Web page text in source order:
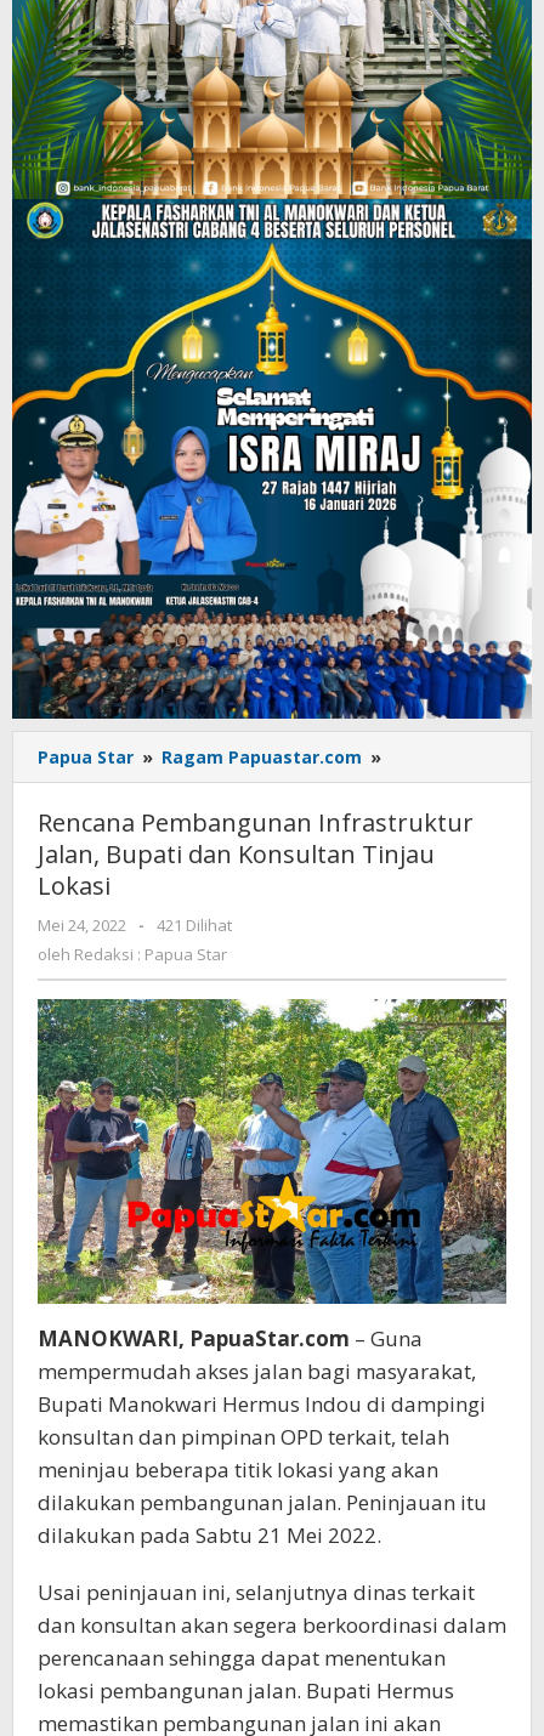
Papua Star » Ragam Papuastar.com »
Pembangunan
Jalan,
Bupati
Rencana Pembangunan Infrastruktur
Jalan, Bupati dan Konsultan Tinjau
Lokasi
Mei 24, 2022
oleh
Redaksi
Star
-
421 Dilihat
oleh Redaksi : Papua Star
MANOKWARI, PapuaStar.com – Guna
mempermudah akses jalan bagi masyarakat,
Bupati Manokwari Hermus Indou di dampingi
konsultan dan pimpinan OPD terkait, telah
meninjau beberapa titik lokasi yang akan
dilakukan pembangunan jalan. Peninjauan itu
dilakukan pada Sabtu 21 Mei 2022.
Usai peninjauan ini, selanjutnya dinas terkait
dan konsultan akan segera berkoordinasi dalam
perencanaan sehingga dapat menentukan
lokasi pembangunan jalan. Bupati Hermus
memastikan pembangunan jalan ini akan